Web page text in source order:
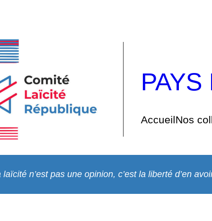
AccueilNos
laïcité n’est pas une opinion, c’est la liberté d’en